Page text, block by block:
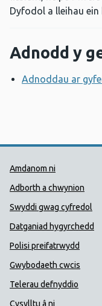
Dyfodol a lleihau
Adnodd y
Adnoddau ar
Dolenni
Amdanom ni
Adborth a chwynion
Swyddi gwag cyfredol
Datganiad hygyrchedd
Polisi preifatrwydd
Gwybodaeth cwcis
Telerau defnyddio
Cysylltu â ni